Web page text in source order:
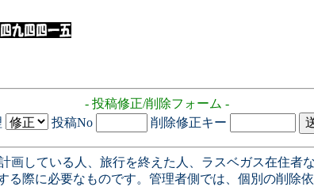
- 投稿修正/削除フォーム -
投稿No 削除修正キー
している人、旅行を終えた人、ラスベガス在住者
る際に必要なものです。管理者側では、個別の削除